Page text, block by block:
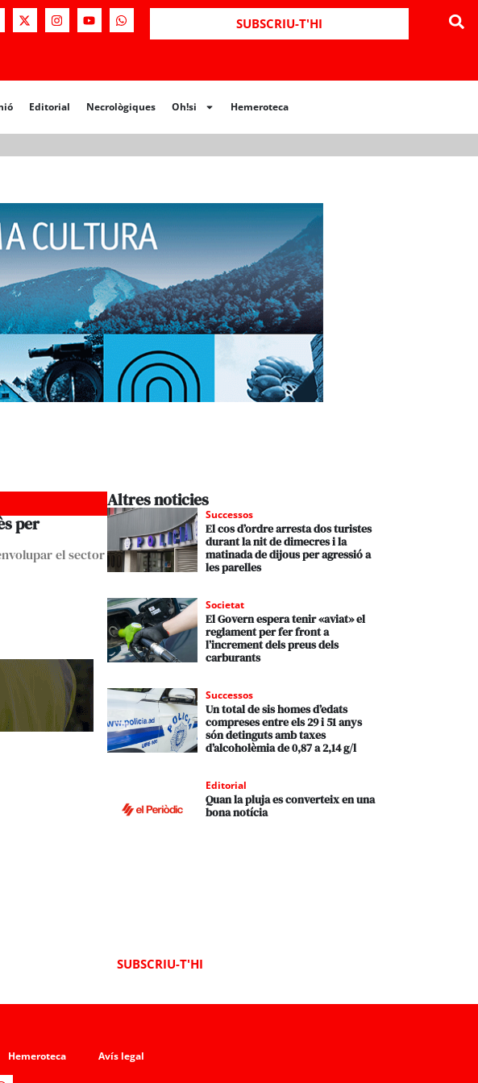
SUBSCRIU-T'HI
Editorial Necrològiques Oh!si Hemeroteca
Editorial Necrològiques Hemeroteca
per
el sector
Altres noticies
Successos
El cos d’ordre arresta dos turistes
durant la nit de dimecres i la
matinada de dijous per agressió a
les parelles
Societat
El Govern espera tenir «aviat» el
reglament per fer front a
l’increment dels preus dels
carburants
Successos
Un total de sis homes d’edats
compreses entre els 29 i 51 anys
són detinguts amb taxes
d’alcoholèmia de 0,87 a 2,14 g/l
Editorial
Quan la pluja es converteix en una
bona notícia
SUBSCRIU-T'HI
Hemeroteca Avís legal